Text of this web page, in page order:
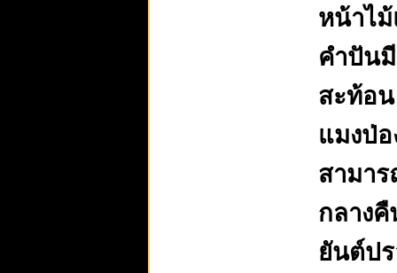
หน้าไ
คำปัน
สะท้อ
แมงป่
สามาร
กลาง
ยันต์ป